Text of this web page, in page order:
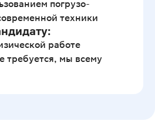
погрузо-
техники
работе
требуется, мы всему